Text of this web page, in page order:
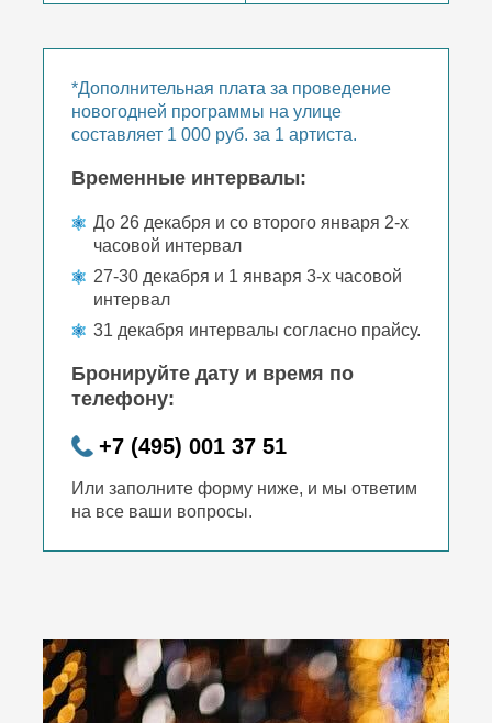
*Дополнительная плата за проведение
новогодней программы на улице
составляет 1 000 руб. за 1 артиста.
Временные интервалы:
До 26 декабря и со второго января 2-х
часовой интервал
27-30 декабря и 1 января 3-х часовой
интервал
31 декабря интервалы согласно прайсу.
Бронируйте дату и время по
телефону:
+7 (495) 001 37 51
Или заполните форму ниже, и мы ответим
на все ваши вопросы.